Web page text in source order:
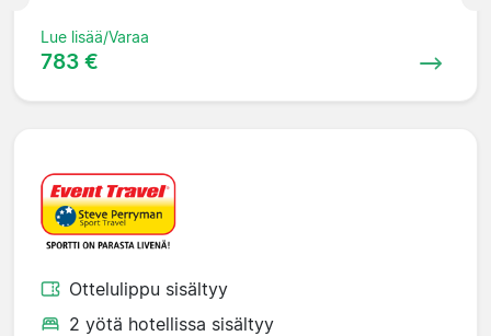
Lue lisää/Varaa
783 €
Ottelulippu sisältyy
2 yötä hotellissa sisältyy